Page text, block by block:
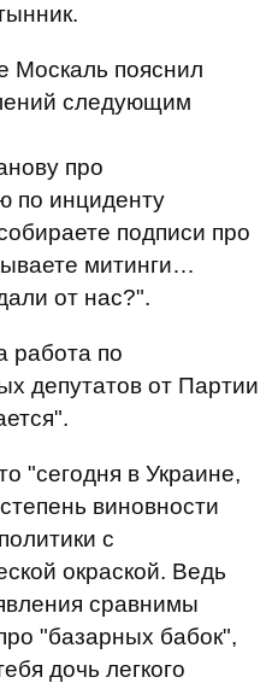
Москаль пояснил
следующим
про
по инциденту
подписи про
митинги…
от нас?".
работа по
депутатов от Партии
"сегодня в Украине,
виновности
с
окраской. Ведь
сравнимы
"базарных бабок",
дочь легкого